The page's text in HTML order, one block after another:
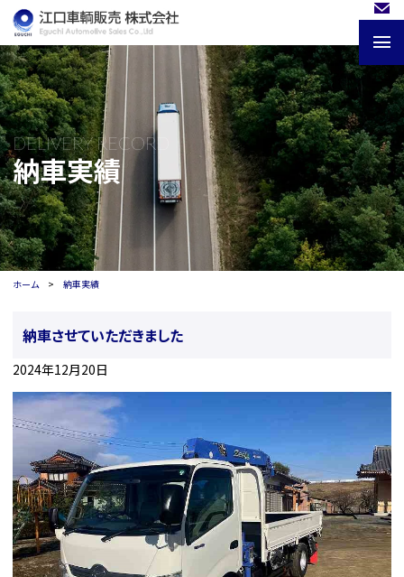
DELIVERY RECORD
納車実績
ホーム 納車実績
納車させていただきました
2024年12月20日